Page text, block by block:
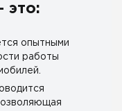
это:
опытными
работы